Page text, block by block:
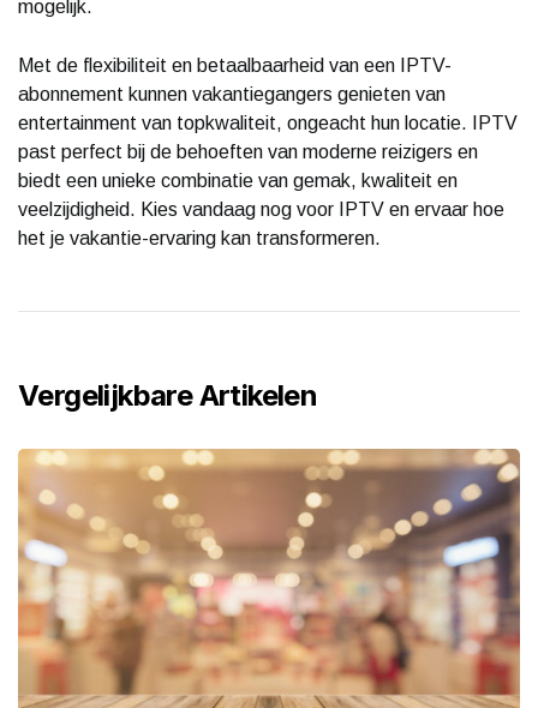
mogelijk.
Met de flexibiliteit en betaalbaarheid van een IPTV-
abonnement kunnen vakantiegangers genieten van
entertainment van topkwaliteit, ongeacht hun locatie. IPTV
past perfect bij de behoeften van moderne reizigers en
biedt een unieke combinatie van gemak, kwaliteit en
veelzijdigheid. Kies vandaag nog voor IPTV en ervaar hoe
het je vakantie-ervaring kan transformeren.
Vergelijkbare Artikelen